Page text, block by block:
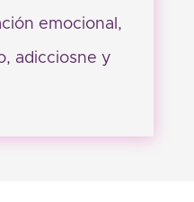
emocional,
adicciosne y